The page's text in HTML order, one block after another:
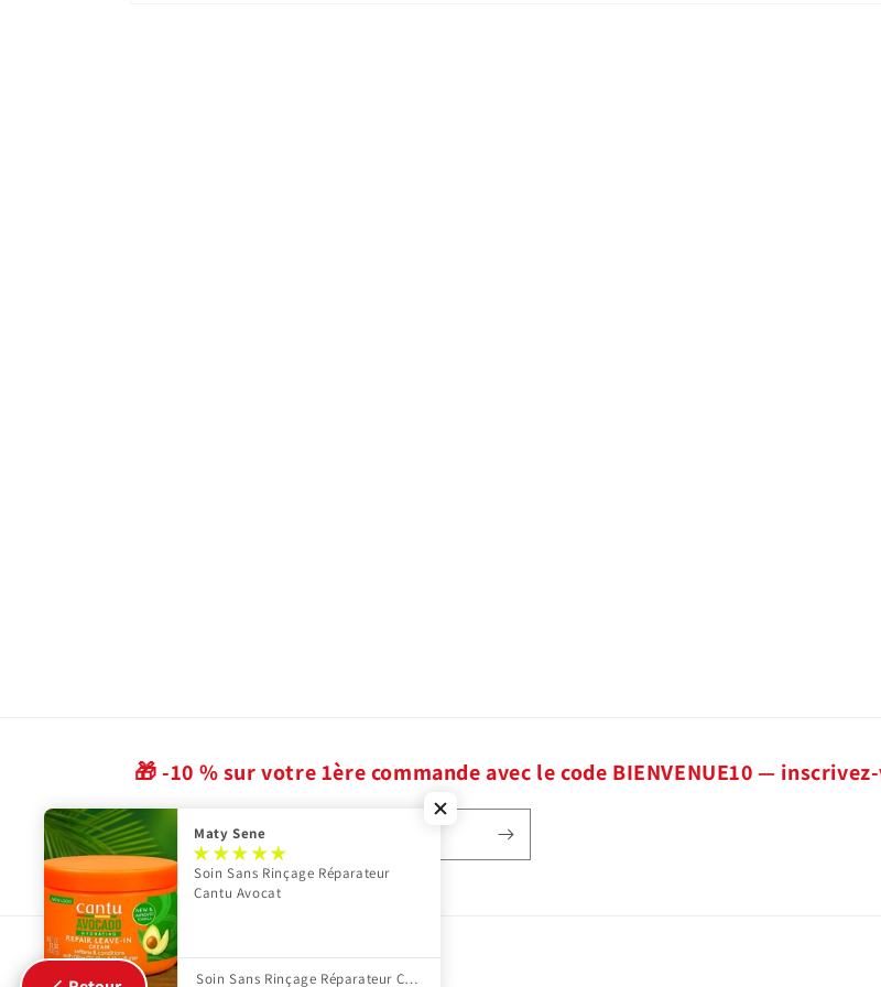
🎁 -10 % sur votre 1ère commande avec le code BIENVENUE10 —
E-mailMaty Sene
Soin Sans Rinçage Réparateur
Cantu Avocat
Soin Sans Rinçage Réparateur Cantu Avocat